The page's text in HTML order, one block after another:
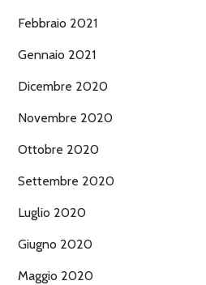
Febbraio 2021
Gennaio 2021
Dicembre 2020
Novembre 2020
Ottobre 2020
Settembre 2020
Luglio 2020
Giugno 2020
Maggio 2020